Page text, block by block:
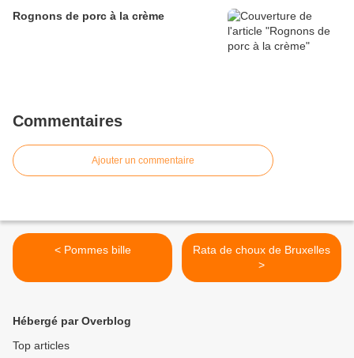
Rognons de porc à la crème
Commentaires
Ajouter un commentaire
< Pommes bille
Rata de choux de Bruxelles
>
Hébergé par Overblog
Top articles